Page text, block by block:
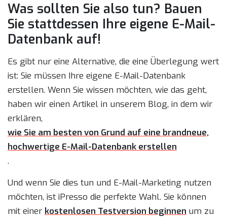
Was sollten Sie also tun? Bauen
Sie stattdessen Ihre eigene E-Mail-
Datenbank auf!
Es gibt nur eine Alternative, die eine Überlegung wert
ist: Sie müssen Ihre eigene E-Mail-Datenbank
erstellen. Wenn Sie wissen möchten, wie das geht,
haben wir einen Artikel in unserem Blog, in dem wir
erklären,
wie Sie am besten von Grund auf eine brandneue,
hochwertige E-Mail-Datenbank erstellen
.
Und wenn Sie dies tun und E-Mail-Marketing nutzen
möchten, ist iPresso die perfekte Wahl. Sie können
mit einer kostenlosen Testversion beginnen um zu